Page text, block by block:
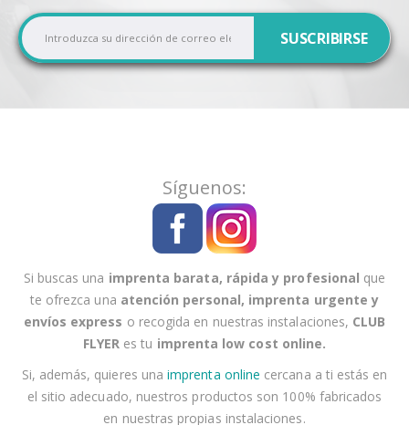
I
n
s
r
u
SUSCRIBIRSE
Síguenos:
Si buscas una imprenta barata, rápida y profesional que
te ofrezca una atención personal, imprenta urgente y
envíos express o recogida en nuestras instalaciones, CLUB
FLYER es tu imprenta low cost online.
Si, además, quieres unaimprenta online cercana a ti estás en
el sitio adecuado, nuestros productos son 100% fabricados
en nuestras propias instalaciones.